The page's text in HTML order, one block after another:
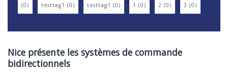
Nice présente les systèmes de commande
bidirectionnels
(0) testtag1 (0) testtag1 (0) 1 (0) 2 (0) 3 (0)